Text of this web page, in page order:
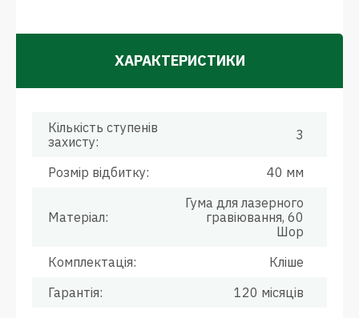
ХАРАКТЕРИСТИКИ
Кількість ступенів
захисту:
3
Розмір відбитку: 40 мм
Матеріал:
Гума для лазерного
гравіювання, 60
Шор
Комплектація:
Кліше
Гарантія:
120 місяців